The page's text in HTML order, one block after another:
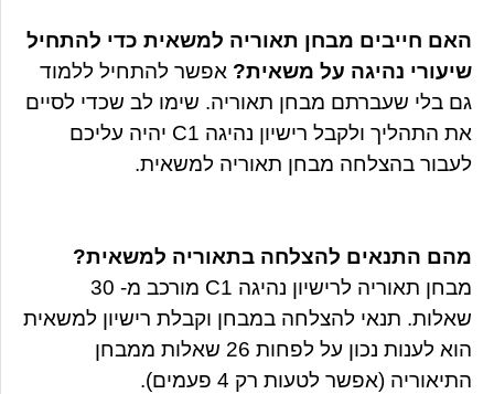
האם חייבים מבחן תאוריה למשאית כדי להתחיל
שיעורי נהיגה על משאית? אפשר להתחיל ללמוד
גם בלי שעברתם מבחן תאוריה. שימו לב שכדי לסיים
את התהליך ולקבל רישיון נהיגה C1 יהיה עליכם
לעבור בהצלחה מבחן תאוריה למשאית.
מהם התנאים להצלחה בתאוריה למשאית?
מבחן תאוריה לרישיון נהיגה C1 מורכב מ- 30
שאלות. תנאי להצלחה במבחן וקבלת רישיון למשאית
הוא לענות נכון על לפחות 26 שאלות ממבחן
התיאוריה (אפשר לטעות רק 4 פעמים).